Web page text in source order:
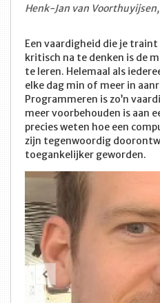
Henk-Jan van
Een vaardigheid die je
kritisch na te denken is de
te leren. Helemaal als
elke dag min of meer in
Programmeren is zo’n
meer voorbehouden is aan
precies weten hoe een
zijn tegenwoordig
toegankelijker geworden.
Vorige